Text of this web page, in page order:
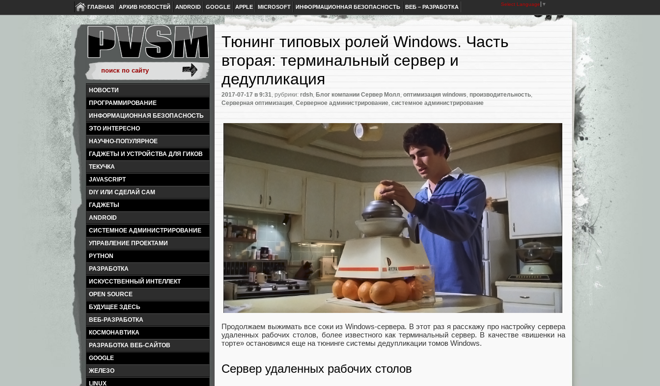
ГЛАВНАЯ АРХИВ НОВОСТЕЙ ANDROID GOOGLE APPLE MICROSOFT ИНФОРМАЦИОННАЯ БЕЗОПАСНОСТЬ ВЕБ – РАЗРАБОТКА Select Language ▼
НОВОСТИ
ПРОГРАММИРОВАНИЕ
ИНФОРМАЦИОННАЯ БЕЗОПАСНОСТЬ
ЭТО ИНТЕРЕСНО
НАУЧНО-ПОПУЛЯРНОЕ
ГАДЖЕТЫ И УСТРОЙСТВА ДЛЯ ГИКОВ
ТЕКУЧКА
JAVASCRIPT
DIY ИЛИ СДЕЛАЙ САМ
ГАДЖЕТЫ
ANDROID
СИСТЕМНОЕ АДМИНИСТРИРОВАНИЕ
УПРАВЛЕНИЕ ПРОЕКТАМИ
PYTHON
РАЗРАБОТКА
ИСКУССТВЕННЫЙ ИНТЕЛЛЕКТ
OPEN SOURCE
БУДУЩЕЕ ЗДЕСЬ
ВЕБ-РАЗРАБОТКА
КОСМОНАВТИКА
РАЗРАБОТКА ВЕБ-САЙТОВ
GOOGLE
ЖЕЛЕЗО
LINUX
Тюнинг типовых ролей Windows. Часть
вторая: терминальный сервер и
дедупликация
2017-07-17 в 9:31, рубрики: rdsh, Блог компании Сервер Молл, оптимизация windows, производительность,
Серверная оптимизация, Серверное администрирование, системное администрирование
Продолжаем выжимать все соки из Windows-сервера. В этот раз я расскажу про настройку сервера
удаленных рабочих столов, более известного как терминальный сервер. В качестве «вишенки на
торте» остановимся еще на тюнинге системы дедупликации томов Windows.
Сервер удаленных рабочих столов